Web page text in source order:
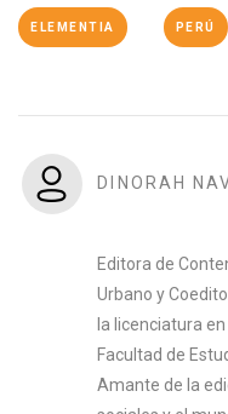
ELEMENTIA PERÚ
DINORAH
Editora de
Urbano y
la licenciatura
Facultad de
Amante de la